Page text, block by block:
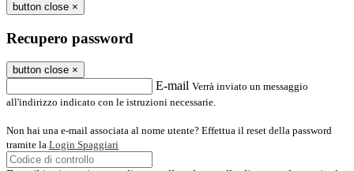
button close ×
Recupero password
button close ×
E-mail Verrà inviato un messaggio
all'indirizzo indicato con le istruzioni necessarie.
Non hai una e-mail associata al nome utente? Effettua il reset della password
tramite la Login Spaggiari